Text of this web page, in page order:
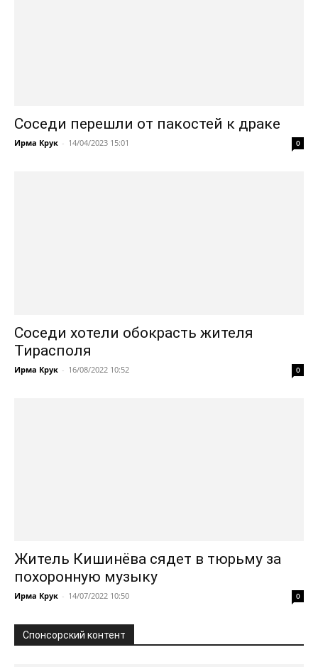
Соседи перешли от пакостей к драке
Ирма Крук - 14/04/2023 15:01 0
Соседи хотели обокрасть жителя
Тирасполя
Ирма Крук - 16/08/2022 10:52 0
Житель Кишинёва сядет в тюрьму за
похоронную музыку
Ирма Крук - 14/07/2022 10:50 0
Спонсорский контент